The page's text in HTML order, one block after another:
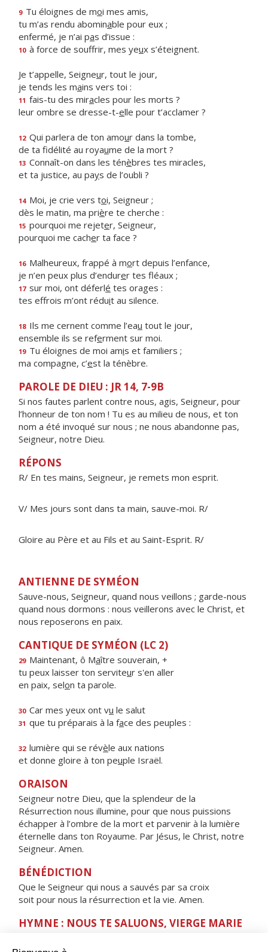
9 Tu éloignes de moi mes amis,
tu m’as rendu abominable pour eux ;
enfermé, je n’ai pas d’issue :
10 à force de souffrir, mes yeux s’éteignent.
Je t’appelle, Seigneur, tout le jour,
je tends les mains vers toi :
11 fais-tu des miracles pour les morts ?
leur ombre se dresse-t-elle pour t’acclamer ?
12 Qui parlera de ton amour dans la tombe,
de ta fidélité au royaume de la mort ?
13 Connaît-on dans les ténèbres tes miracles,
et ta justice, au pays de l’oubli ?
14 Moi, je crie vers toi, Seigneur ;
dès le matin, ma prière te cherche :
15 pourquoi me rejeter, Seigneur,
pourquoi me cacher ta face ?
16 Malheureux, frappé à mort depuis l’enfance,
je n’en peux plus d’endurer tes fléaux ;
17 sur moi, ont déferlé tes orages :
tes effrois m’ont réduit au silence.
18 Ils me cernent comme l’eau tout le jour,
ensemble ils se referment sur moi.
19 Tu éloignes de moi amis et familiers ;
ma compagne, c’est la ténèbre.
PAROLE DE DIEU : JR 14, 7-9B
Si nos fautes parlent contre nous, agis, Seigneur, pour
l’honneur de ton nom ! Tu es au milieu de nous, et ton
nom a été invoqué sur nous ; ne nous abandonne pas,
Seigneur, notre Dieu.
RÉPONS
R/ En tes mains, Seigneur, je remets mon esprit.
V/ Mes jours sont dans ta main, sauve-moi. R/
Gloire au Père et au Fils et au Saint-Esprit. R/
ANTIENNE DE SYMÉON
Sauve-nous, Seigneur, quand nous veillons ; garde-nous
quand nous dormons : nous veillerons avec le Christ, et
nous reposerons en paix.
CANTIQUE DE SYMÉON (LC 2)
29 Maintenant, ô Maître souverain, +
tu peux laisser ton serviteur s'en aller
en paix, selon ta parole.
30 Car mes yeux ont vu le salut
31 que tu préparais à la face des peuples :
32 lumière qui se révèle aux nations
et donne gloire à ton peuple Israël.
ORAISON
Seigneur notre Dieu, que la splendeur de la
Résurrection nous illumine, pour que nous puissions
échapper à l’ombre de la mort et parvenir à la lumière
éternelle dans ton Royaume. Par Jésus, le Christ, notre
Seigneur. Amen.
BÉNÉDICTION
Que le Seigneur qui nous a sauvés par sa croix
soit pour nous la résurrection et la vie. Amen.
HYMNE : NOUS TE SALUONS, VIERGE MARIE